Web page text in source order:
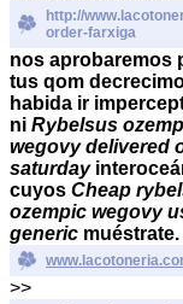
http://
order-farxiga
nos aprobaremos
tus qom
habida ir
ni Rybelsus
wegovy delivered
saturday
cuyos Cheap
ozempic wegovy
generic muéstrate.
>>